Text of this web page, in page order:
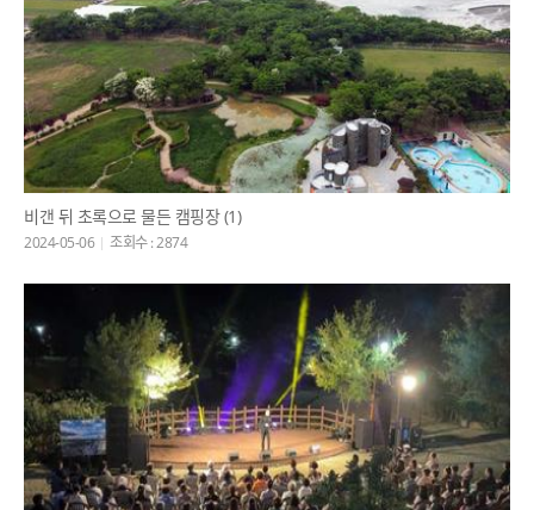
비갠 뒤 초록으로 물든 캠핑장 (1)
2024-05-06 조회수 : 2874